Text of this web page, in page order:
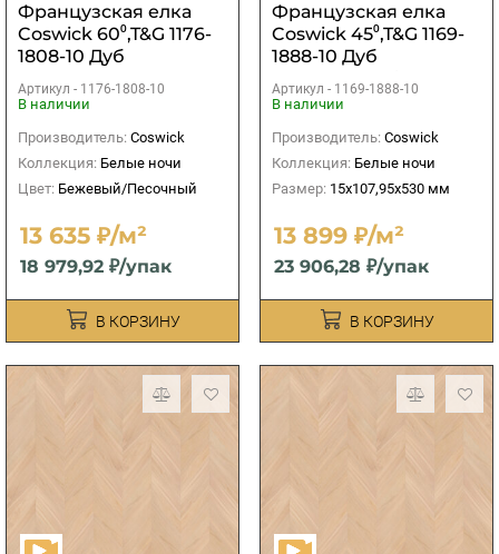
Французская елка
Coswick 60⁰,T&G 1176-
1808-10 Дуб
Ванильный S&B
Артикул - 1176-1808-10
В наличии
Производитель: Coswick
Коллекция: Белые ночи
Цвет: Бежевый/Песочный
13 635 ₽/м²
18 979,92 ₽/упак
В КОРЗИНУ
Французская елка
Coswick 45⁰,T&G 1169-
1888-10 Дуб
Кристально белый
S&B
Артикул - 1169-1888-10
В наличии
Производитель: Coswick
Коллекция: Белые ночи
Размер: 15х107,95х530 мм
13 899 ₽/м²
23 906,28 ₽/упак
В КОРЗИНУ